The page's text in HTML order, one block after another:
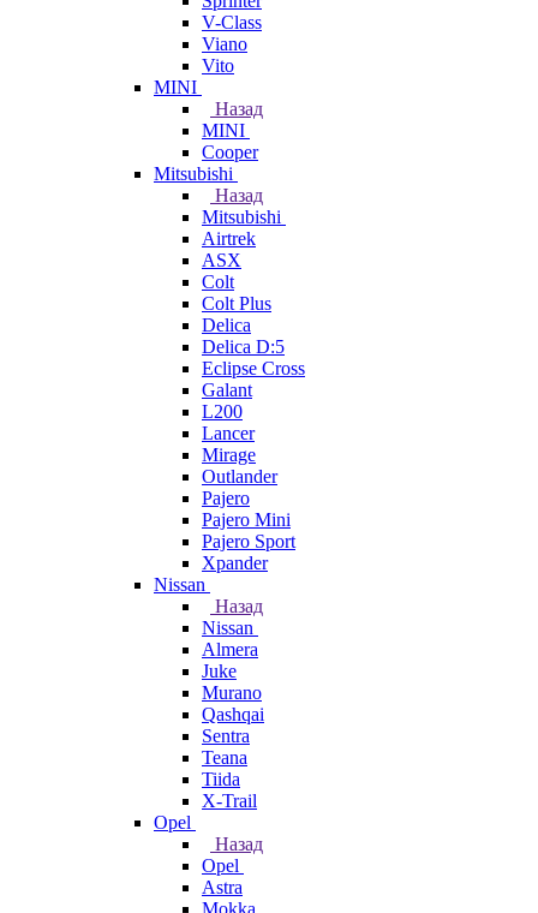
V-Class
Viano
Vito
MINI
Назад
MINI
Cooper
Mitsubishi
Назад
Mitsubishi
Airtrek
ASX
Colt
Colt Plus
Delica
Delica D:5
Eclipse Cross
Galant
L200
Lancer
Mirage
Outlander
Pajero
Pajero Mini
Pajero Sport
Xpander
Nissan
Назад
Nissan
Almera
Juke
Murano
Qashqai
Sentra
Teana
Tiida
X-Trail
Opel
Назад
Opel
Astra
Mokka